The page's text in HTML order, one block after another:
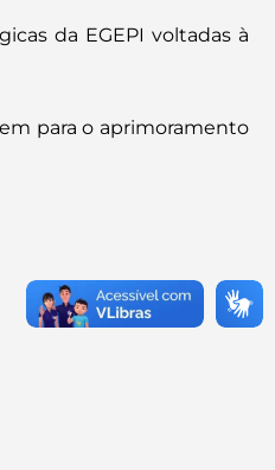
da EGEPI voltadas à
para o aprimoramento